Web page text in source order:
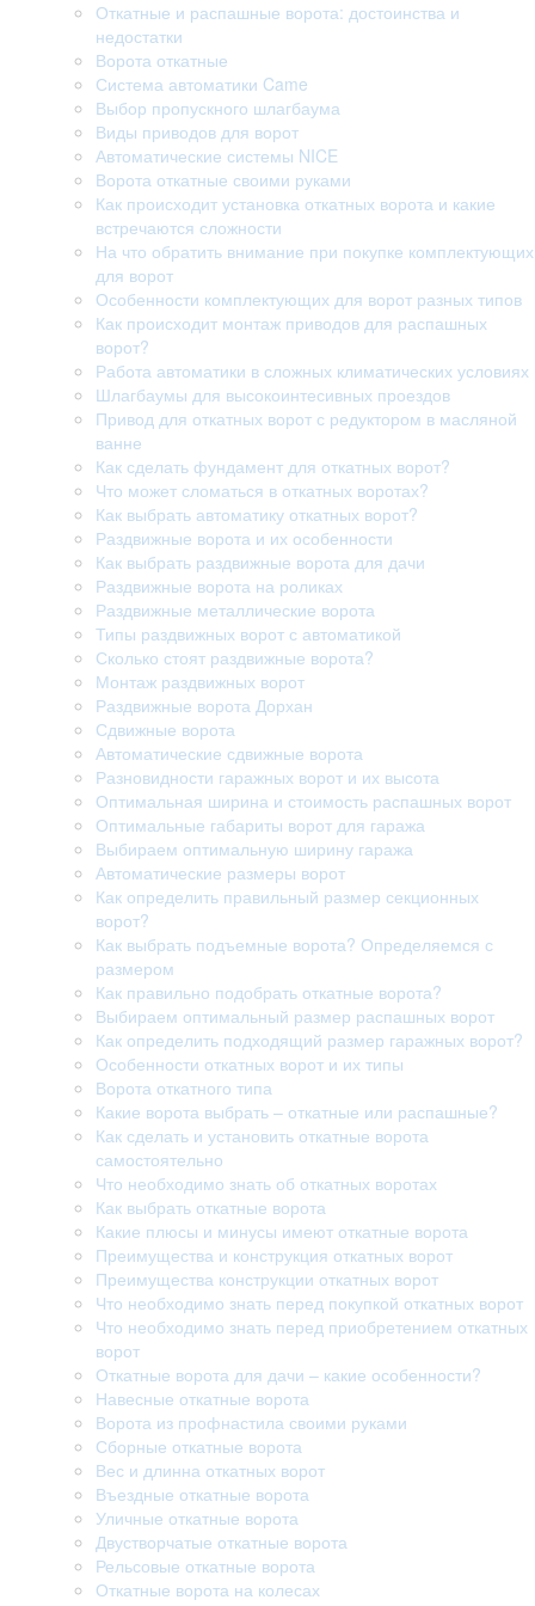
Откатные и распашные ворота: достоинства и
недостатки
Ворота откатные
Система автоматики Came
Выбор пропускного шлагбаума
Виды приводов для ворот
Автоматические системы NICE
Ворота откатные своими руками
Как происходит установка откатных ворота и какие
встречаются сложности
На что обратить внимание при покупке комплектующих
для ворот
Особенности комплектующих для ворот разных типов
Как происходит монтаж приводов для распашных
ворот?
Работа автоматики в сложных климатических условиях
Шлагбаумы для высокоинтесивных проездов
Привод для откатных ворот с редуктором в масляной
ванне
Как сделать фундамент для откатных ворот?
Что может сломаться в откатных воротах?
Как выбрать автоматику откатных ворот?
Раздвижные ворота и их особенности
Как выбрать раздвижные ворота для дачи
Раздвижные ворота на роликах
Раздвижные металлические ворота
Типы раздвижных ворот с автоматикой
Сколько стоят раздвижные ворота?
Монтаж раздвижных ворот
Раздвижные ворота Дорхан
Сдвижные ворота
Автоматические сдвижные ворота
Разновидности гаражных ворот и их высота
Оптимальная ширина и стоимость распашных ворот
Оптимальные габариты ворот для гаража
Выбираем оптимальную ширину гаража
Автоматические размеры ворот
Как определить правильный размер секционных
ворот?
Как выбрать подъемные ворота? Определяемся с
размером
Как правильно подобрать откатные ворота?
Выбираем оптимальный размер распашных ворот
Как определить подходящий размер гаражных ворот?
Особенности откатных ворот и их типы
Ворота откатного типа
Какие ворота выбрать – откатные или распашные?
Как сделать и установить откатные ворота
самостоятельно
Что необходимо знать об откатных воротах
Как выбрать откатные ворота
Какие плюсы и минусы имеют откатные ворота
Преимущества и конструкция откатных ворот
Преимущества конструкции откатных ворот
Что необходимо знать перед покупкой откатных ворот
Что необходимо знать перед приобретением откатных
ворот
Откатные ворота для дачи – какие особенности?
Навесные откатные ворота
Ворота из профнастила своими руками
Сборные откатные ворота
Вес и длинна откатных ворот
Въездные откатные ворота
Уличные откатные ворота
Двустворчатые откатные ворота
Рельсовые откатные ворота
Откатные ворота на колесах